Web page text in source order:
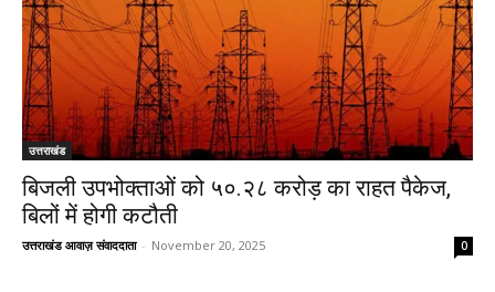
उत्तराखंड
बिजली उपभोक्ताओं को ५०.२८ करोड़ का राहत पैकेज,
बिलों में होगी कटौती
उत्तराखंड आवाज़ संवाददाता - November 20, 2025 0